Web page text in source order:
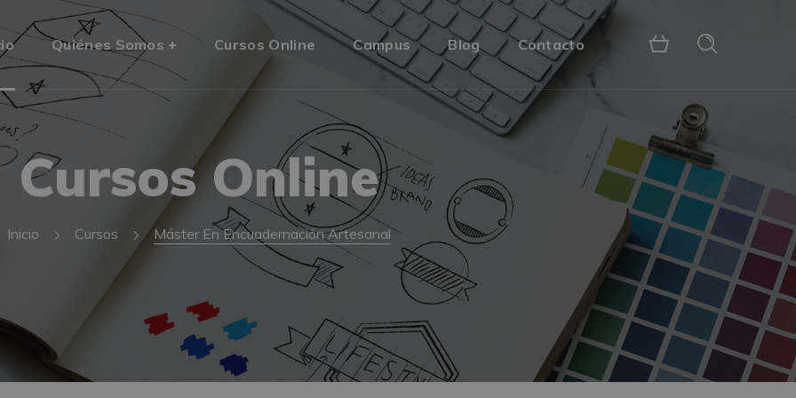
Quiénes Somos Cursos Online Campus Blog Contacto
Cursos Online
Inicio Cursos Máster En Encuadernación Artesanal